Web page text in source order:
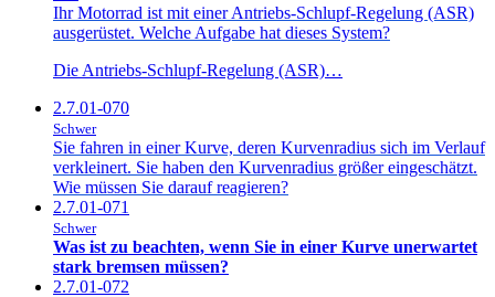
Ihr Motorrad ist mit einer Antriebs-Schlupf-Regelung (ASR)
ausgerüstet. Welche Aufgabe hat dieses System?
Die Antriebs-Schlupf-Regelung (ASR)…
2.7.01-070
Schwer
Sie fahren in einer Kurve, deren Kurvenradius sich im Verlauf
verkleinert. Sie haben den Kurvenradius größer eingeschätzt.
Wie müssen Sie darauf reagieren?
2.7.01-071
Schwer
Was ist zu beachten, wenn Sie in einer Kurve unerwartet
stark bremsen müssen?
2.7.01-072